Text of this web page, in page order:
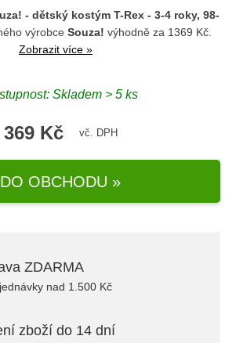
- dětský kostým T-Rex - 3-4 roky, 98-
výrobce Souza! výhodně za 1369 Kč.
Zobrazit více »
Skladem > 5 ks
369 Kč vč. DPH
DO OBCHODU »
ZDARMA
nad 1.500 Kč
zboží do 14 dní